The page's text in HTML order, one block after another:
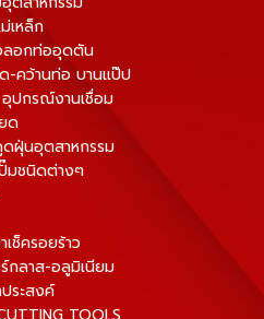
เหล็ก
ลอกท่ออุดตัน
-คว้านท่อ บานแป๊ป
อุปกรณ์งานเชื่อม
ด
ดฝุ่นอุตสาหกรรม
มชนิดต่างๆ
ช็ครอยร้าว
กลาส-อลูมิเนียม
ระสงค์